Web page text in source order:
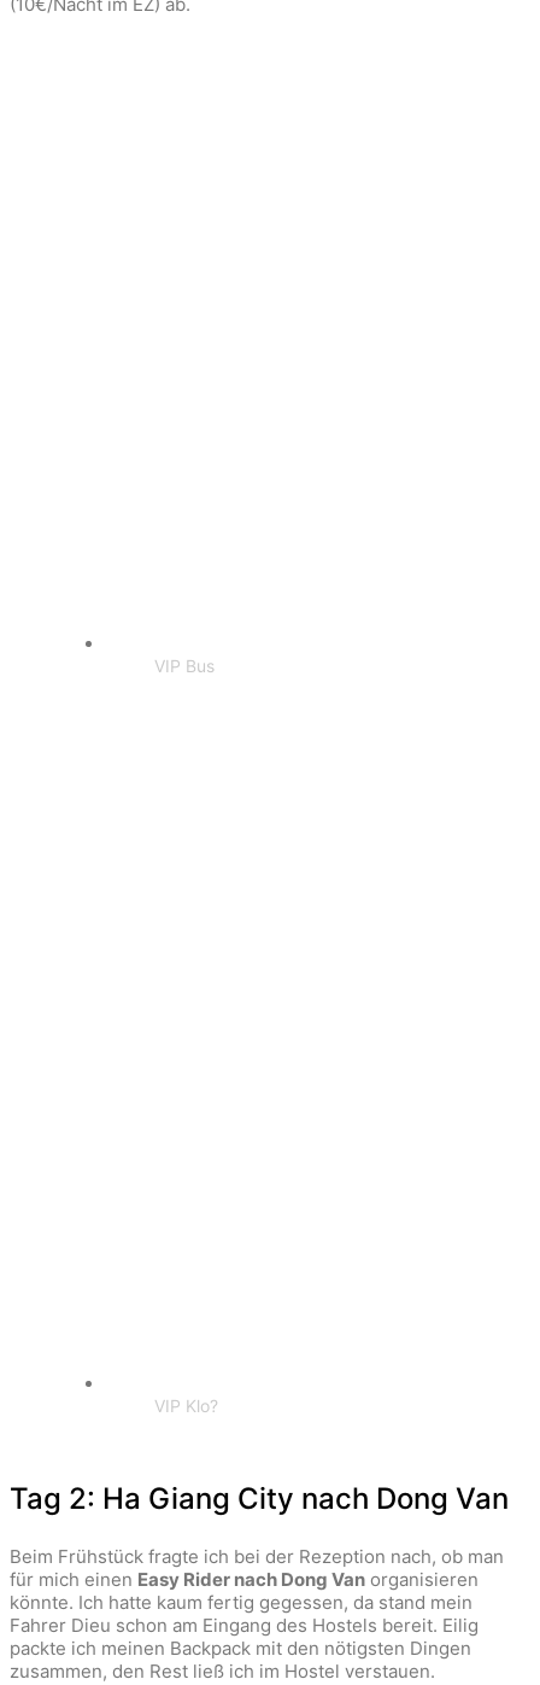
VIP Bus
VIP Klo?
Tag 2: Ha Giang City nach Dong Van
Beim Frühstück fragte ich bei der Rezeption nach, ob man
für mich einen Easy Rider nach Dong Van organisieren
könnte. Ich hatte kaum fertig gegessen, da stand mein
Fahrer Dieu schon am Eingang des Hostels bereit. Eilig
packte ich meinen Backpack mit den nötigsten Dingen
zusammen, den Rest ließ ich im Hostel verstauen.